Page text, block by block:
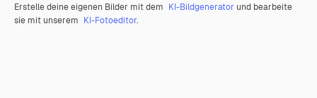
Erstelle deine eigenen Bilder mit dem KI-Bildgenerator und bearbeite
sie mit unserem KI-Fotoeditor.